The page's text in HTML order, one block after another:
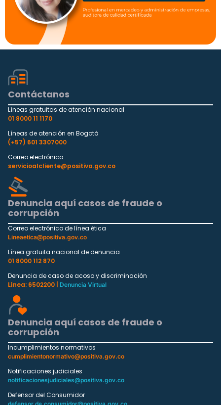
Contáctanos
Líneas gratuitas de atención nacional
01 8000 11 1170
Líneas de atención en Bogotá
(+57) 601 3307000
Correo electrónico
servicioalcliente@positiva.gov.co
Denuncia aquí casos de fraude o
corrupción
Correo electrónico de línea ética
Lineaetica@positiva.gov.co
Línea gratuita nacional de denuncia
01 8000 112 870
Denuncia de caso de acoso y discriminación
Línea: 6502200 |
Denuncia Virtual
Denuncia aquí casos de fraude o
corrupción
Incumplimientos normativos
cumplimientonormativo@positiva.gov.co
Notificaciones judiciales
notificacionesjudiciales@positiva.gov.co
Defensor del Consumidor